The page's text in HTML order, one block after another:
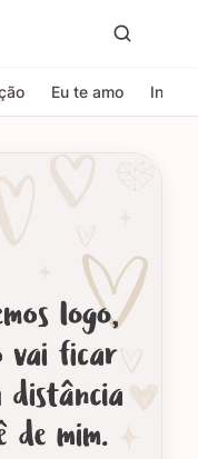
Eu te amo